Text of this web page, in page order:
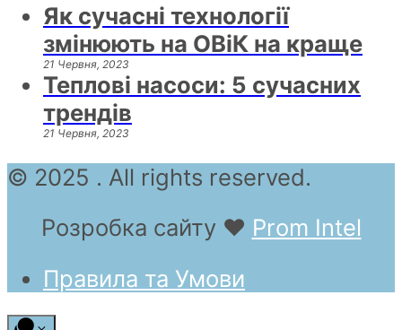
Як сучасні технології
змінюють на ОВіК на краще
21 Червня, 2023
Теплові насоси: 5 сучасних
трендів
21 Червня, 2023
© 2025 . All rights reserved.
Розробка сайту ❤ Prom Intel
Правила та Умови